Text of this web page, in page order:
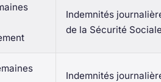
Indemnités
de la Sécurité Sociale
Indemnités